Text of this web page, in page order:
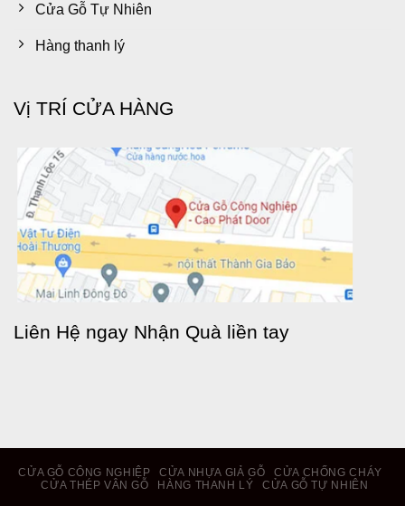
Cửa Gỗ Tự Nhiên
Hàng thanh lý
Vị TRÍ CỬA HÀNG
Liên Hệ ngay Nhận Quà liền tay
CỬA GỖ CÔNG NGHIỆP CỬA NHỰA GIẢ GỖ
CỬA CHỐNG CHÁY
CỬA THÉP VÂN GỖ
HÀNG THANH LÝ CỬA GỖ TỰ NHIÊN